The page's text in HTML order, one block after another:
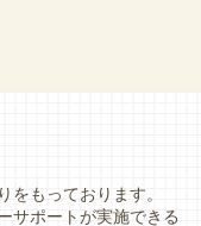
もっております。
サポートが実施できる